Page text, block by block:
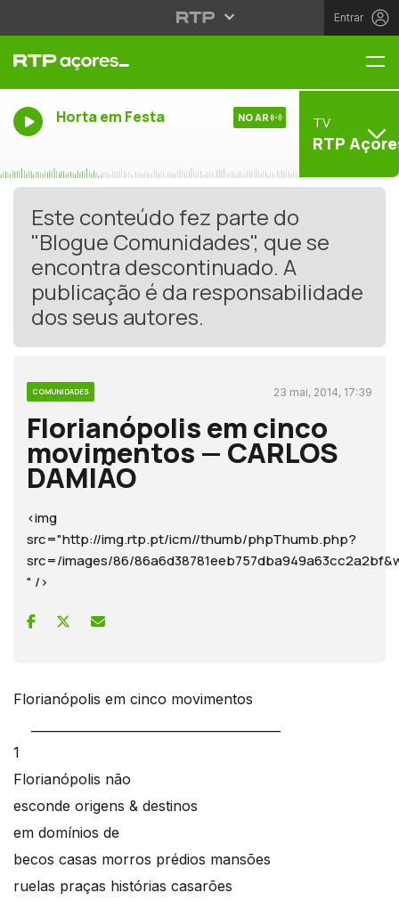
Entrar
Horta em Festa NO AR TV
RTP
Este conteúdo fez parte do
"Blogue Comunidades", que se
encontra descontinuado. A
publicação é da responsabilidade
dos seus autores.
COMUNIDADES 23 mai, 2014, 17:39
Florianópolis em cinco
movimentos — CARLOS
DAMIÃO
<img
src="http://img.rtp.pt/icm//thumb/phpThumb.php?
src=/images/86/
" />
Florianópolis em cinco movimentos
1
Florianópolis não
esconde origens & destinos
em domínios de
becos casas morros prédios mansões
ruelas praças histórias casarões